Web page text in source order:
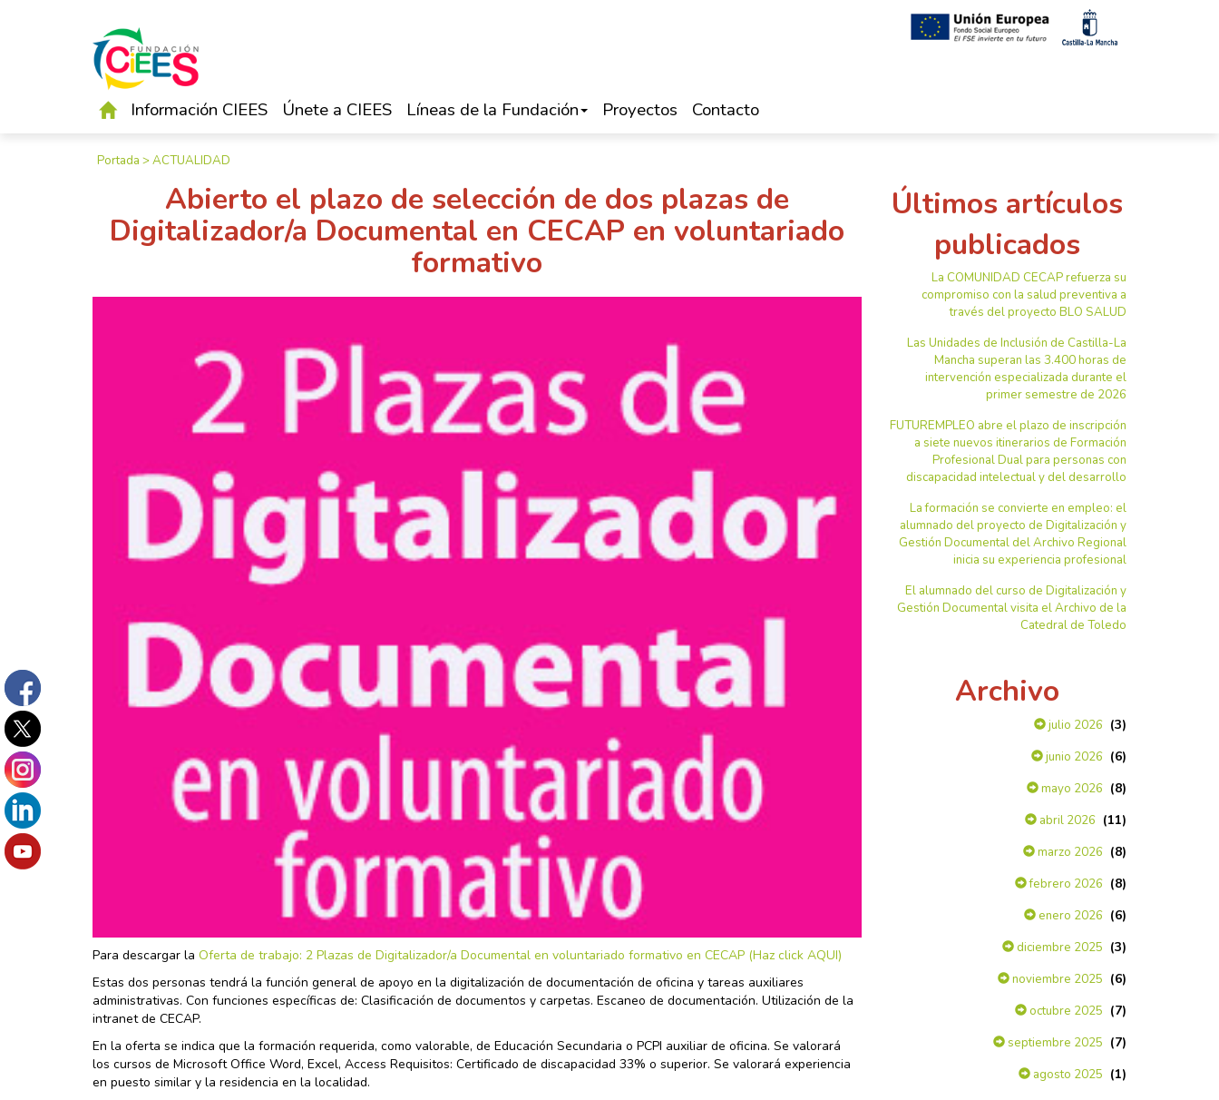
Información CIEES Únete a CIEES Líneas de la Fundación Proyectos Contacto
Portada >ACTUALIDAD
Abierto el plazo de selección de dos plazas de
Digitalizador/a Documental en CECAP en voluntariado
formativo
Para descargar la Oferta de trabajo: 2 Plazas de Digitalizador/a Documental en voluntariado formativo en CECAP (Haz click AQUI)
Estas dos personas tendrá la función general de apoyo en la digitalización de documentación de oficina y tareas auxiliares
administrativas. Con funciones específicas de: Clasificación de documentos y carpetas. Escaneo de documentación. Utilización de la
intranet de CECAP.
En la oferta se indica que la formación requerida, como valorable, de Educación Secundaria o PCPI auxiliar de oficina. Se valorará
los cursos de Microsoft Office Word, Excel, Access Requisitos: Certificado de discapacidad 33% o superior. Se valorará experiencia
en puesto similar y la residencia en la localidad.
Últimos artículos
publicados
La COMUNIDAD CECAP refuerza su
compromiso con la salud preventiva a
través del proyecto BLO SALUD
Las Unidades de Inclusión de Castilla-La
Mancha superan las 3.400 horas de
intervención especializada durante el
primer semestre de 2026
FUTUREMPLEO abre el plazo de inscripción
a siete nuevos itinerarios de Formación
Profesional Dual para personas con
discapacidad intelectual y del desarrollo
La formación se convierte en empleo: el
alumnado del proyecto de Digitalización y
Gestión Documental del Archivo Regional
inicia su experiencia profesional
El alumnado del curso de Digitalización y
Gestión Documental visita el Archivo de la
Catedral de Toledo
Archivo
julio 2026 (3)
junio 2026 (6)
mayo 2026 (8)
abril 2026 (11)
marzo 2026 (8)
febrero 2026 (8)
enero 2026 (6)
diciembre 2025 (3)
noviembre 2025 (6)
octubre 2025 (7)
septiembre 2025 (7)
agosto 2025 (1)